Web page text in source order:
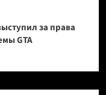
за права
GTA